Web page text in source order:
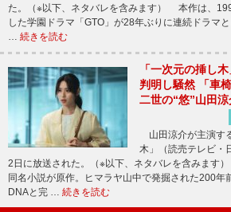
た。（※以下、ネタバレを含みます） 本作は、
した学園ドラマ「GTO」が28年ぶりに連続ドラマ
続きを読む
「一次元の挿し
判明し騒然 「車
二世の“悠”山田涼
山田涼介が主演す
木」（読売テレビ・
2日に放送された。（※以下、ネタバレを含みます
同名小説が原作。ヒマラヤ山中で発掘された200年
DNAと完 … 続きを読む